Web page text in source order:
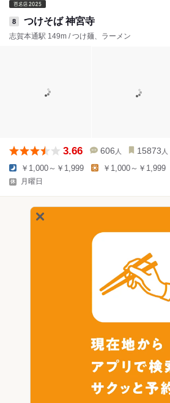
8 つけそば 神宮寺
志賀本通駅 149m / つけ麺、ラーメン
3.66 606 人 15873 人
￥1,000～￥1,999 ￥1,000～￥1,999
月曜日